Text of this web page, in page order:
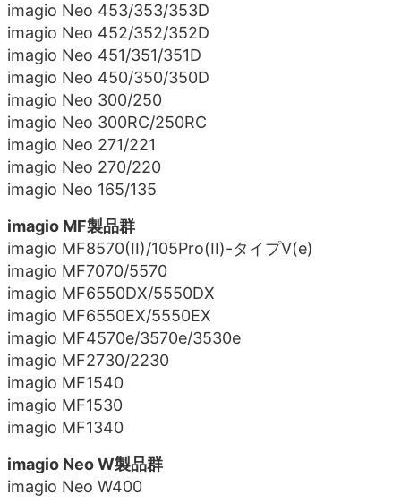
imagio Neo 453/353/353D
imagio Neo 452/352/352D
imagio Neo 451/351/351D
imagio Neo 450/350/350D
imagio Neo 300/250
imagio Neo 300RC/250RC
imagio Neo 271/221
imagio Neo 270/220
imagio Neo 165/135
imagio MF製品群
imagio MF8570(II)/105Pro(II)-タイプV(e)
imagio MF7070/5570
imagio MF6550DX/5550DX
imagio MF6550EX/5550EX
imagio MF4570e/3570e/3530e
imagio MF2730/2230
imagio MF1540
imagio MF1530
imagio MF1340
imagio Neo W製品群
imagio Neo W400